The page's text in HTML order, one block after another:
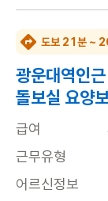
도보 21분 ~
광운대역인
돌보실 요양
급여
근무유형
어르신정보